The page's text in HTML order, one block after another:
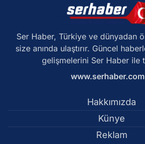
Ser Haber, Türkiye ve dünyadan
size anında ulaştırır. Güncel
gelişmelerini Ser Haber ile
Hakkımızda
Künye
Reklam